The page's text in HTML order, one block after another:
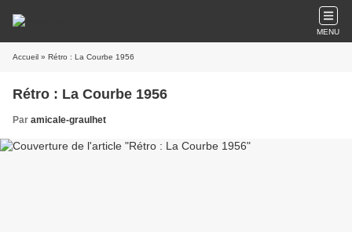
MENU
Accueil » Rétro : La Courbe 1956
Rétro : La Courbe 1956
Par amicale-graulhet